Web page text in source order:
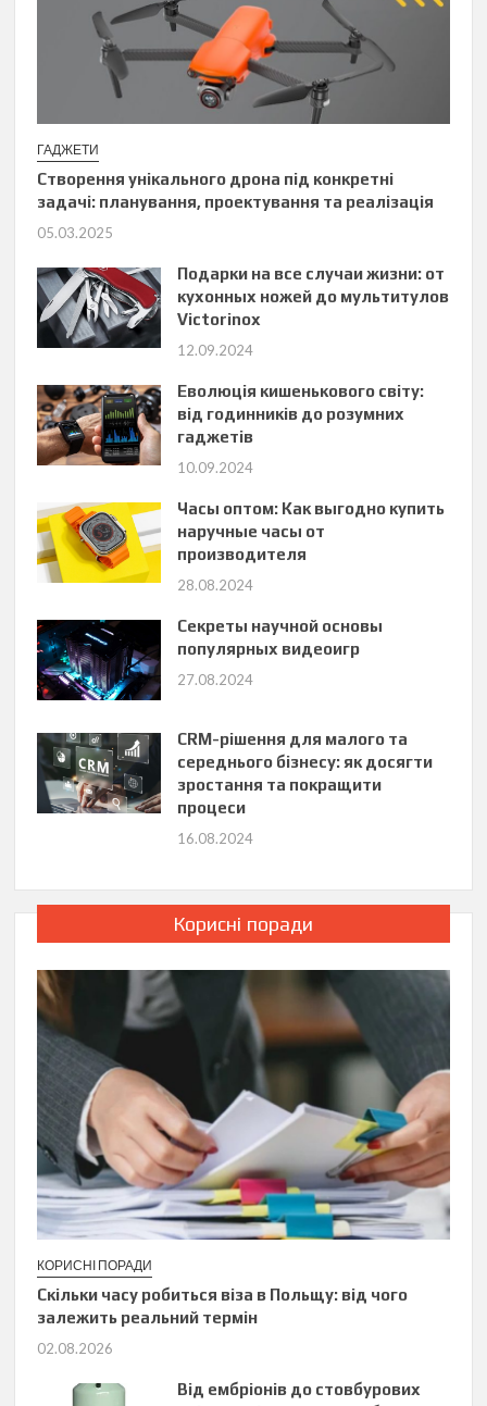
ГАДЖЕТИ
Створення унікального дрона під конкретні
задачі: планування, проектування та реалізація
05.03.2025
Подарки на все случаи жизни: от
кухонных ножей до мультитулов
Victorinox
12.09.2024
Еволюція кишенькового світу:
від годинників до розумних
гаджетів
10.09.2024
Часы оптом: Как выгодно купить
наручные часы от
производителя
28.08.2024
Секреты научной основы
популярных видеоигр
27.08.2024
CRM-рішення для малого та
середнього бізнесу: як досягти
зростання та покращити
процеси
16.08.2024
Корисні поради
КОРИСНІ ПОРАДИ
Скільки часу робиться віза в Польщу: від чого
залежить реальний термін
02.08.2026
Від ембріонів до стовбурових